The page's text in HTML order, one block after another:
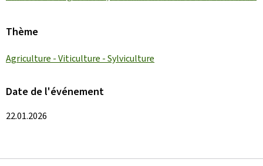
Thème
Agriculture - Viticulture - Sylviculture
Date de l'événement
22.01.2026